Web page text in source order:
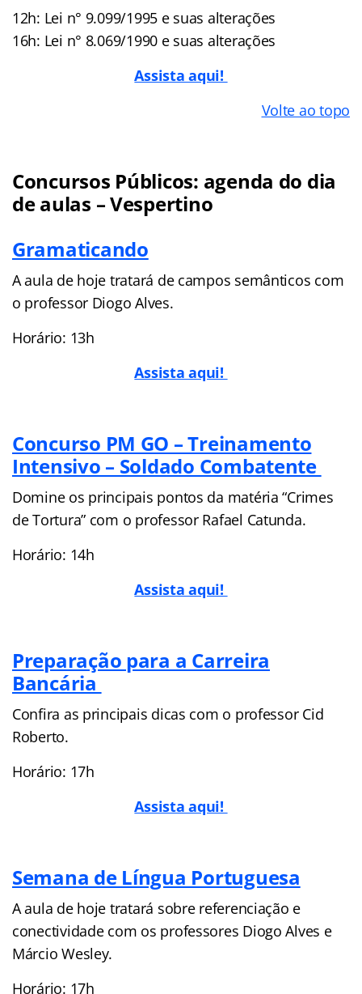
12h: Lei n° 9.099/1995 e suas alterações
16h: Lei n° 8.069/1990 e suas alterações
Assista aqui!
Volte ao topo
Concursos Públicos: agenda do dia
de aulas – Vespertino
Gramaticando
A aula de hoje tratará de campos semânticos com
o professor Diogo Alves.
Horário: 13h
Assista aqui!
Concurso PM GO – Treinamento
Intensivo – Soldado Combatente
Domine os principais pontos da matéria “Crimes
de Tortura” com o professor Rafael Catunda.
Horário: 14h
Assista aqui!
Preparação para a Carreira
Bancária
Confira as principais dicas com o professor Cid
Roberto.
Horário: 17h
Assista aqui!
Semana de Língua Portuguesa
A aula de hoje tratará sobre referenciação e
conectividade com os professores Diogo Alves e
Márcio Wesley.
Horário: 17h